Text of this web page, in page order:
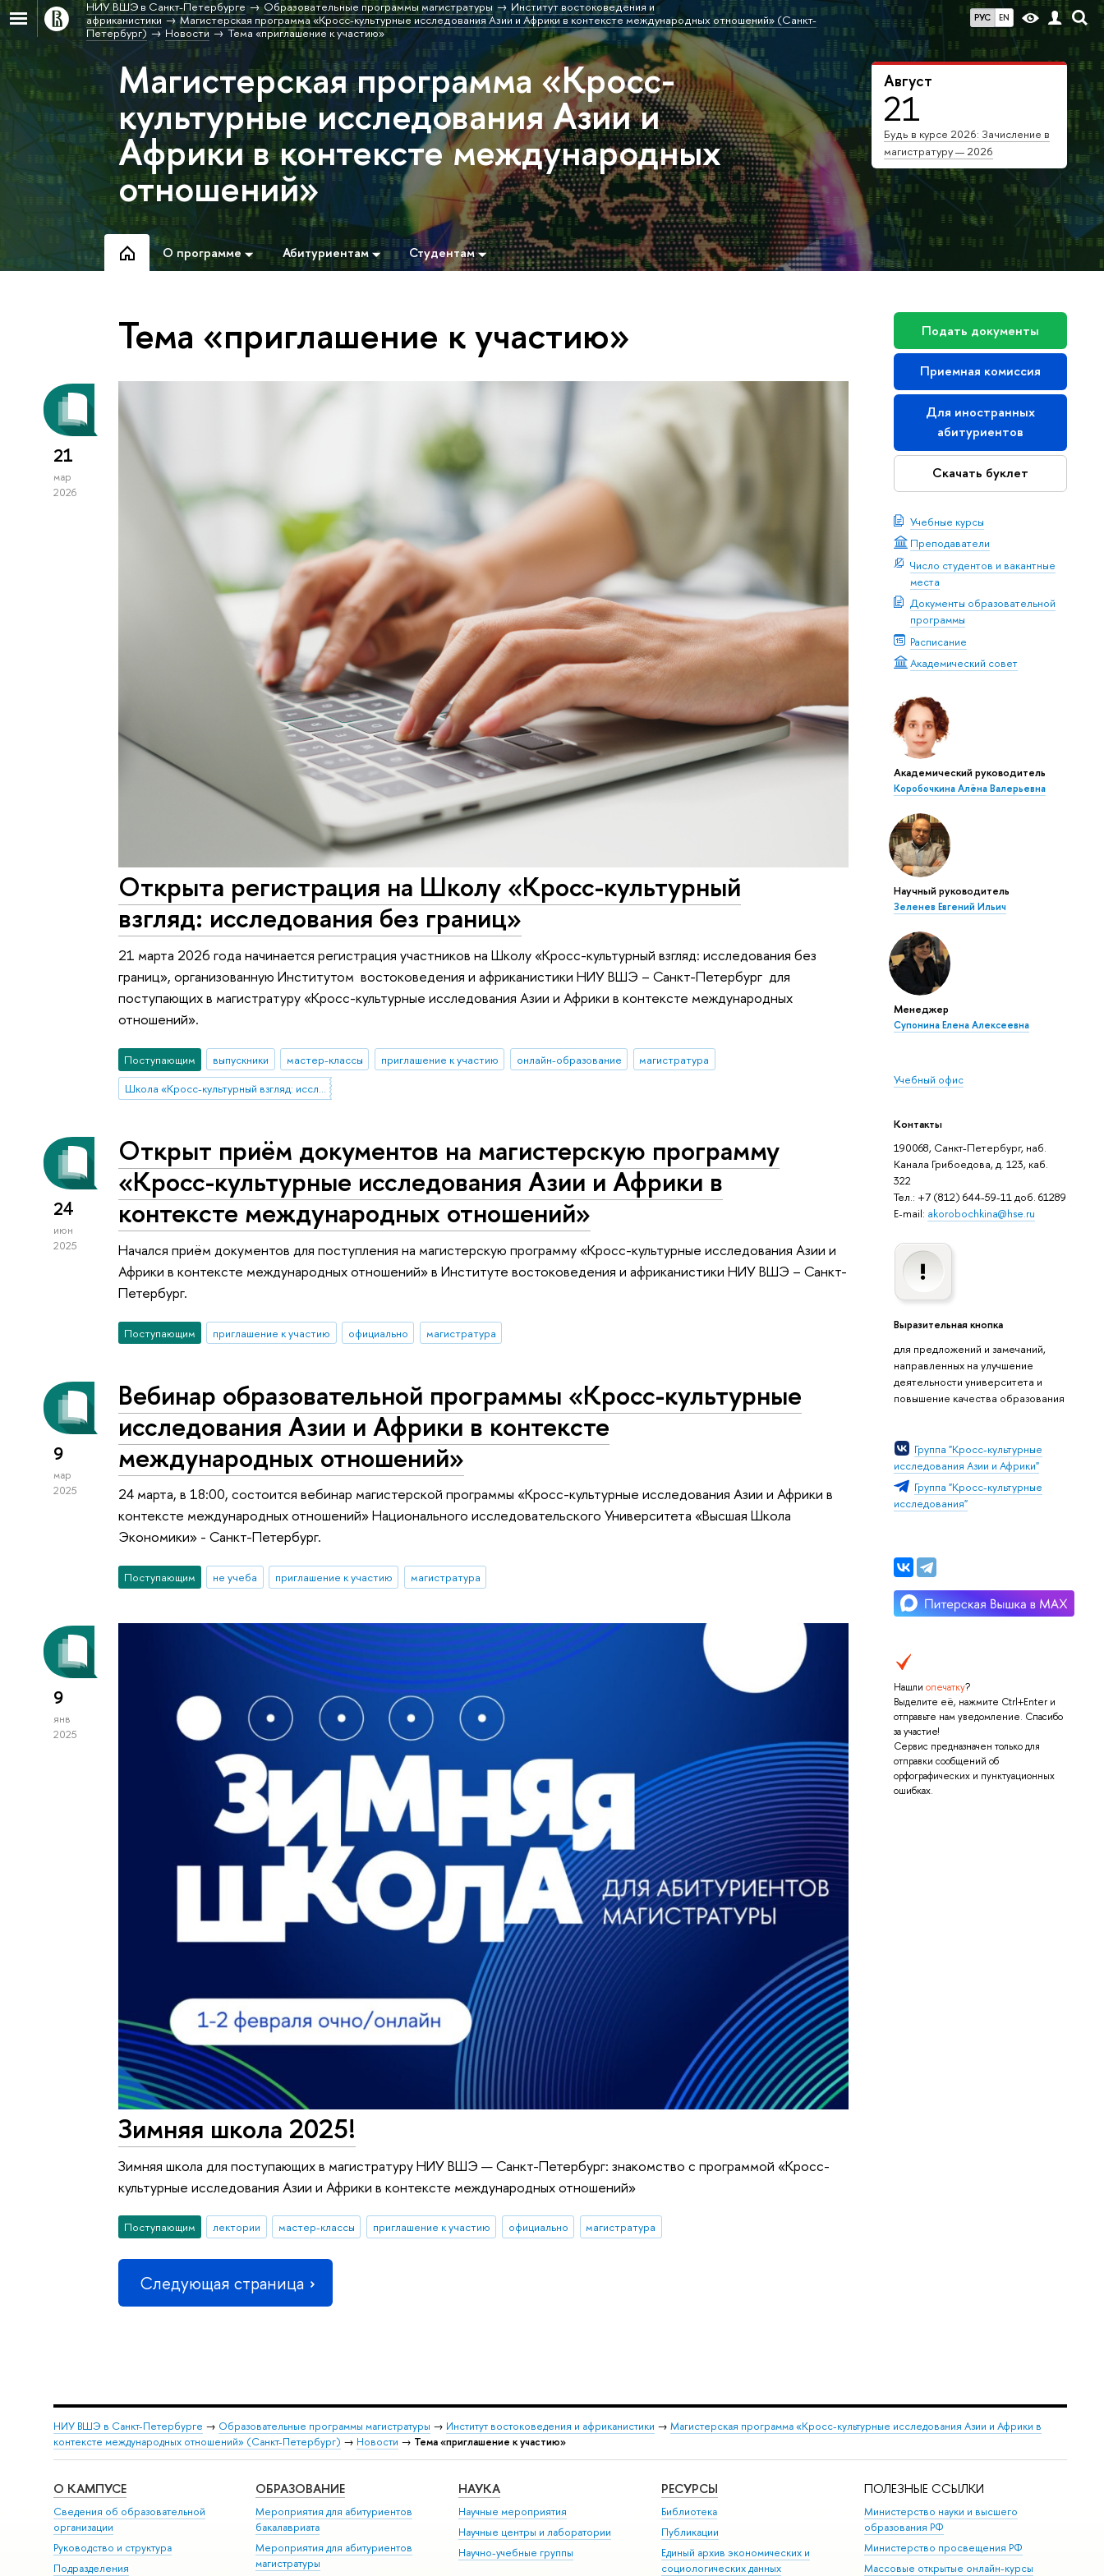
РУС EN
НИУ ВШЭ в Санкт-Петербурге Образовательные программы магистратуры
Институт востоковедения и
африканистики
Магистерская программа «Кросс-культурные исследования Азии и Африки в контексте международных отношений» (Санкт-
Петербург)
Новости Тема «приглашение к участию»
Август
21
Будь в курсе 2026: Зачисление в
магистратуру — 2026
Магистерская программа «Кросс-
культурные исследования Азии и
Африки в контексте международных
отношений»
О программе Абитуриентам Студентам
Подать документы
Приемная комиссия
Для иностранных
абитуриентов
Скачать буклет
Учебные курсы
Преподаватели
Число студентов и вакантные
места
Документы образовательной
программы
Расписание
Академический совет
Академический руководитель
Коробочкина Алёна Валерьевна
Научный руководитель
Зеленев Евгений Ильич
Менеджер
Супонина Елена Алексеевна
Учебный офис
Контакты
190068, Санкт-Петербург, наб.
Канала Грибоедова, д. 123, каб.
322
Тел.: +7 (812) 644-59-11 доб. 61289
E-mail: akorobochkina@hse.ru
Выразительная кнопка
для предложений и замечаний,
направленных на улучшение
деятельности университета и
повышение качества образования
Группа "Кросс-культурные
исследования Азии и Африки"
Группа "Кросс-культурные
исследования"
Нашли опечатку?
Выделите её, нажмите Ctrl+Enter и
отправьте нам уведомление. Спасибо
за участие!
Сервис предназначен только для
отправки сообщений об
орфографических и пунктуационных
ошибках.
Тема «приглашение к участию»
21
мар
2026
Открыта регистрация на Школу «Кросс-культурный
взгляд: исследования без границ»
21 марта 2026 года начинается регистрация участников на Школу «Кросс-культурный взгляд: исследования без
границ», организованную Институтом востоковедения и африканистики НИУ ВШЭ – Санкт-Петербург для
поступающих в магистратуру «Кросс-культурные исследования Азии и Африки в контексте международных
отношений».
Поступающим выпускники мастер-классы приглашение к участию онлайн-образование
магистратура
Школа «Кросс-культурный взгляд: исследования без границ»
24
июн
2025
Открыт приём документов на магистерскую программу
«Кросс-культурные исследования Азии и Африки в
контексте международных отношений»
Начался приём документов для поступления на магистерскую программу «Кросс-культурные исследования Азии и
Африки в контексте международных отношений» в Институте востоковедения и африканистики НИУ ВШЭ – Санкт-
Петербург.
Поступающим приглашение к участию официально магистратура
9
мар
2025
Вебинар образовательной программы «Кросс-культурные
исследования Азии и Африки в контексте
международных отношений»
24 марта, в 18:00, состоится вебинар магистерской программы «Кросс-культурные исследования Азии и Африки в
контексте международных отношений» Национального исследовательского Университета «Высшая Школа
Экономики» - Санкт-Петербург.
Поступающим не учеба приглашение к участию магистратура
9
янв
2025
Зимняя школа 2025!
Зимняя школа для поступающих в магистратуру НИУ ВШЭ — Санкт-Петербург: знакомство с программой «Кросс-
культурные исследования Азии и Африки в контексте международных отношений»
Поступающим лектории мастер-классы приглашение к участию официально магистратура
Следующая страница
НИУ ВШЭ в Санкт-Петербурге → Образовательные программы магистратуры → Институт востоковедения и африканистики → Магистерская программа «Кросс-культурные исследования Азии и Африки в
контексте международных отношений» (Санкт-Петербург) → Новости → Тема «приглашение к участию»
О КАМПУСЕ
Сведения об образовательной
организации
Руководство и структура
Подразделения
ОБРАЗОВАНИЕ
Мероприятия для абитуриентов
бакалавриата
Мероприятия для абитуриентов
магистратуры
НАУКА
Научные мероприятия
Научные центры и лаборатории
Научно-учебные группы
РЕСУРСЫ
Библиотека
Публикации
Единый архив экономических и
социологических данных
ПОЛЕЗНЫЕ ССЫЛКИ
Министерство науки и высшего
образования РФ
Министерство просвещения РФ
Массовые открытые онлайн-курсы